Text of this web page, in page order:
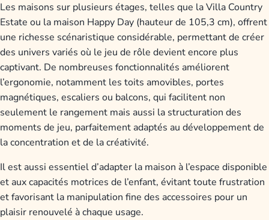
Les maisons sur plusieurs étages, telles que la Villa Country
Estate ou la maison Happy Day (hauteur de 105,3 cm), offrent
une richesse scénaristique considérable, permettant de créer
des univers variés où le jeu de rôle devient encore plus
captivant. De nombreuses fonctionnalités améliorent
l’ergonomie, notamment les toits amovibles, portes
magnétiques, escaliers ou balcons, qui facilitent non
seulement le rangement mais aussi la structuration des
moments de jeu, parfaitement adaptés au développement de
la concentration et de la créativité.
Il est aussi essentiel d’adapter la maison à l’espace disponible
et aux capacités motrices de l’enfant, évitant toute frustration
et favorisant la manipulation fine des accessoires pour un
plaisir renouvelé à chaque usage.